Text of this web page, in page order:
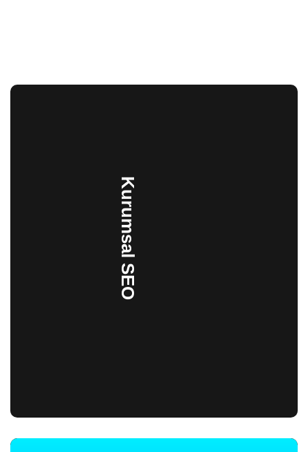
Kurumsal SEO